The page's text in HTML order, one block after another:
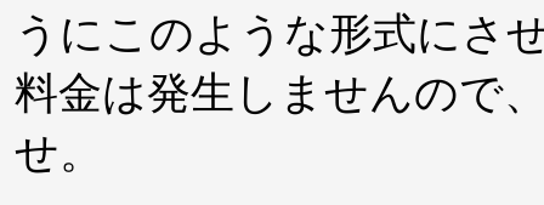
うにこのような形式にさ
料金は発生しませんので
せ。